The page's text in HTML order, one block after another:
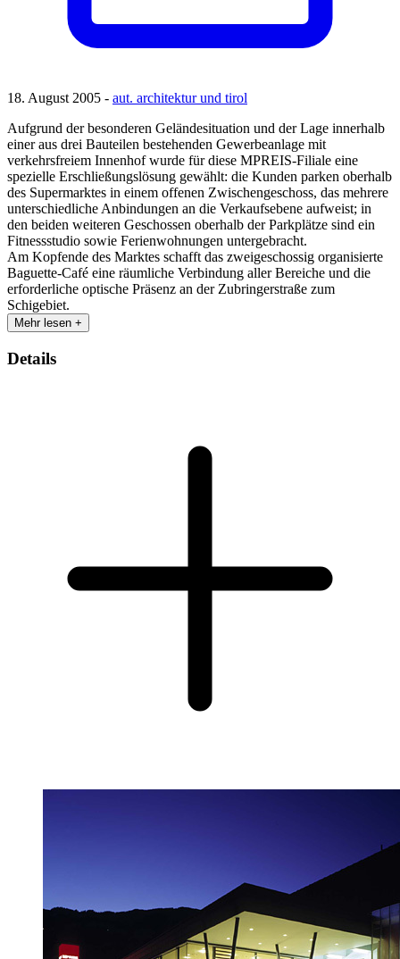
18. August 2005 - aut. architektur und tirol
Aufgrund der besonderen Geländesituation und der Lage innerhalb
einer aus drei Bauteilen bestehenden Gewerbeanlage mit
verkehrsfreiem Innenhof wurde für diese MPREIS-Filiale eine
spezielle Erschließungslösung gewählt: die Kunden parken oberhalb
des Supermarktes in einem offenen Zwischengeschoss, das mehrere
unterschiedliche Anbindungen an die Verkaufsebene aufweist; in
den beiden weiteren Geschossen oberhalb der Parkplätze sind ein
Fitnessstudio sowie Ferienwohnungen untergebracht.
Am Kopfende des Marktes schafft das zweigeschossig organisierte
Baguette-Café eine räumliche Verbindung aller Bereiche und die
erforderliche optische Präsenz an der Zubringerstraße zum
Schigebiet.
Mehr lesen +
Details